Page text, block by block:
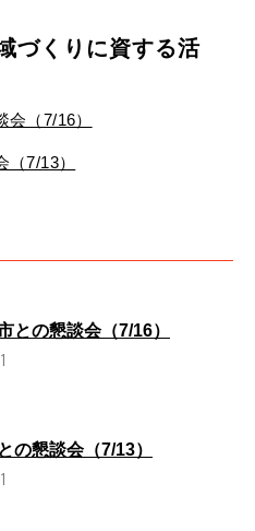
づくりに資する活
（7/16）
7/13）
との懇談会（7/16）
の懇談会（7/13）